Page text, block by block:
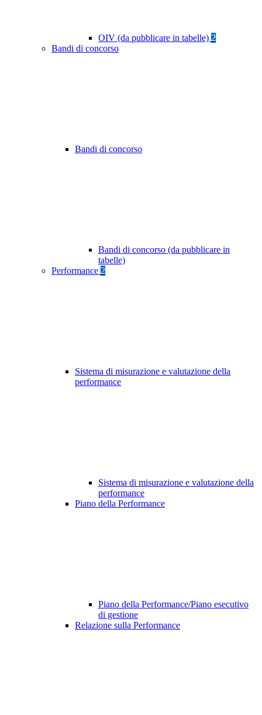
OIV (da pubblicare in tabelle) 2
Bandi di concorso
Bandi di concorso
Bandi di concorso (da pubblicare in
tabelle)
Performance 2
Sistema di misurazione e valutazione della
performance
Sistema di misurazione e valutazione della
performance
Piano della Performance
Piano della Performance/Piano esecutivo
di gestione
Relazione sulla Performance